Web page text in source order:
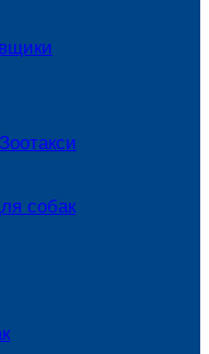
собак